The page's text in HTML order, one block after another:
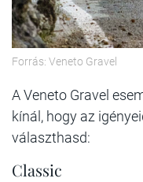
Forrás: Veneto Gravel
A Veneto Gravel
kínál, hogy az
választhasd:
Classic